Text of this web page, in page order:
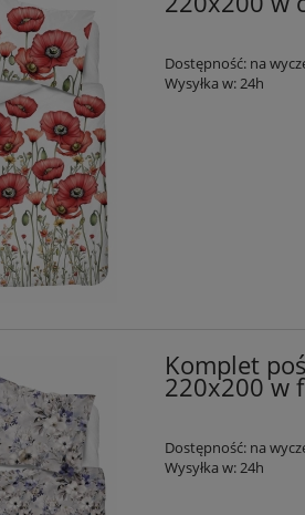
Dostępność: na
Wysyłka w:24h
Komplet
220x200 w
Dostępność: na
Wysyłka w:24h